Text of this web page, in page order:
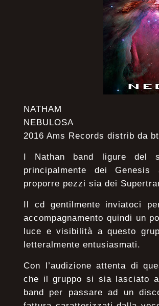
NATHAM
NEBULOSA
2016 Ams Records distrib da
I Nathan band ligure del
principalmente dei
proporre pezzi sia dei
Il cd gentilmente inviatoci
accompagnamento quindi un
luce e visibilità a questo
letteralmente entusiasmati.
Con l’audizione attenta di
che il gruppo si sia lasciato
band per passare ad un